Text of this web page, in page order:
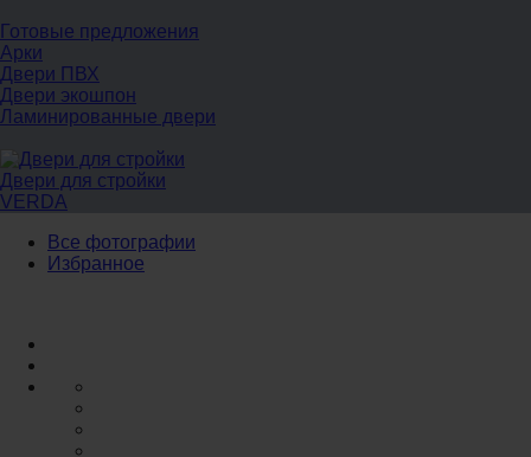
Готовые предложения
Арки
Двери ПВХ
Двери экошпон
Ламинированные двери
Двери для стройки
VERDA
Все фотографии
Избранное